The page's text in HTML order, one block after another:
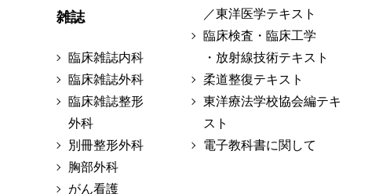
雑誌
臨床雑誌内科
臨床雑誌外科
臨床雑誌整形
外科
別冊整形外科
胸部外科
がん看護
／東洋医学テキスト
臨床検査・臨床工学
・放射線技術テキスト
柔道整復テキスト
東洋療法学校協会編テキ
スト
電子教科書に関して